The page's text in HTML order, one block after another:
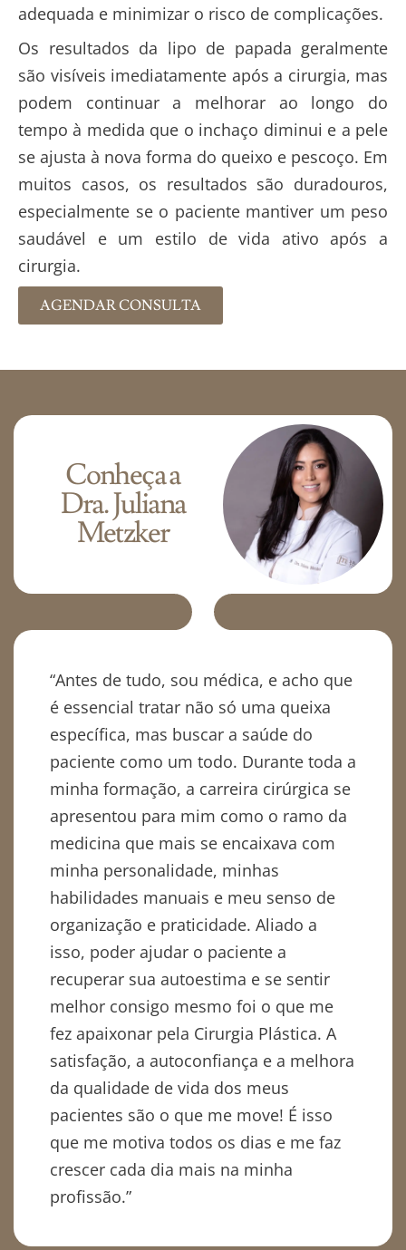
adequada e minimizar o risco de complicações.
Os resultados da lipo de papada geralmente
são visíveis imediatamente após a cirurgia, mas
podem continuar a melhorar ao longo do
tempo à medida que o inchaço diminui e a pele
se ajusta à nova forma do queixo e pescoço. Em
muitos casos, os resultados são duradouros,
especialmente se o paciente mantiver um peso
saudável e um estilo de vida ativo após a
cirurgia.
AGENDAR CONSULTA
Conheça a
Dra. Juliana
Metzker
“Antes de tudo, sou médica, e acho que
é essencial tratar não só uma queixa
específica, mas buscar a saúde do
paciente como um todo. Durante toda a
minha formação, a carreira cirúrgica se
apresentou para mim como o ramo da
medicina que mais se encaixava com
minha personalidade, minhas
habilidades manuais e meu senso de
organização e praticidade. Aliado a
isso, poder ajudar o paciente a
recuperar sua autoestima e se sentir
melhor consigo mesmo foi o que me
fez apaixonar pela Cirurgia Plástica. A
satisfação, a autoconfiança e a melhora
da qualidade de vida dos meus
pacientes são o que me move! É isso
que me motiva todos os dias e me faz
crescer cada dia mais na minha
profissão.”